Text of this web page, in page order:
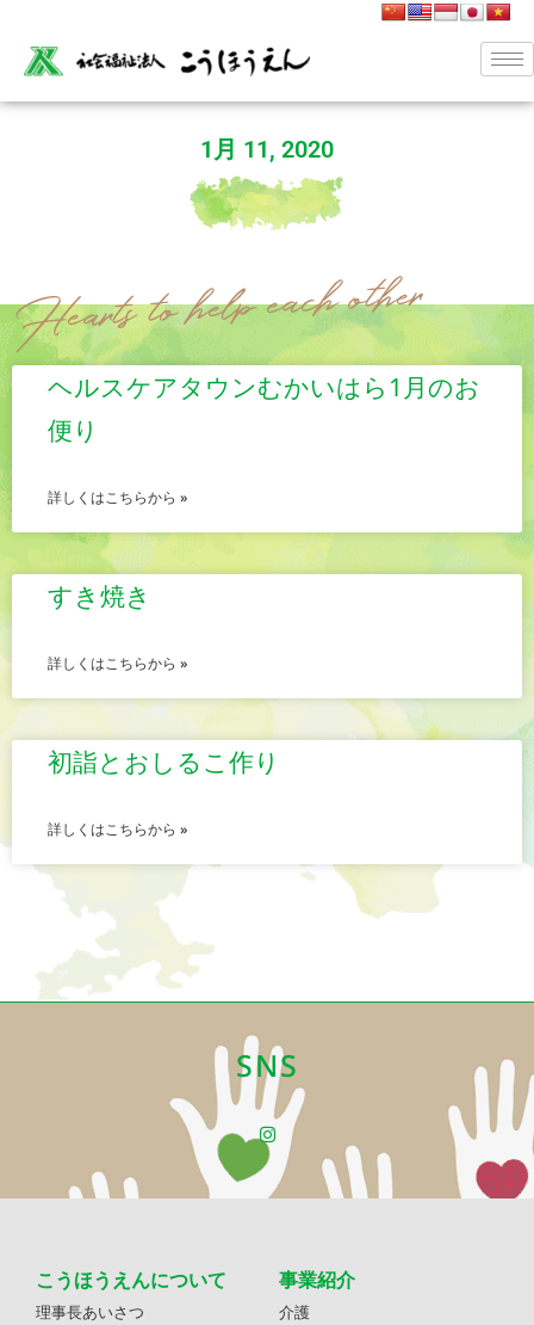
1月 11, 2020
ヘルスケアタウンむかいはら1月のお
便り
詳しくはこちらから »
すき焼き
詳しくはこちらから »
初詣とおしるこ作り
詳しくはこちらから »
SNS
こうほうえんについて
理事長あいさつ
事業紹介
介護